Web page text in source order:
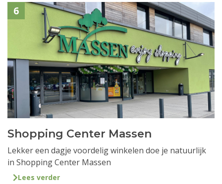
6
Shopping Center Massen
Lekker een dagje voordelig winkelen doe je natuurlijk
in Shopping Center Massen
Lees verder